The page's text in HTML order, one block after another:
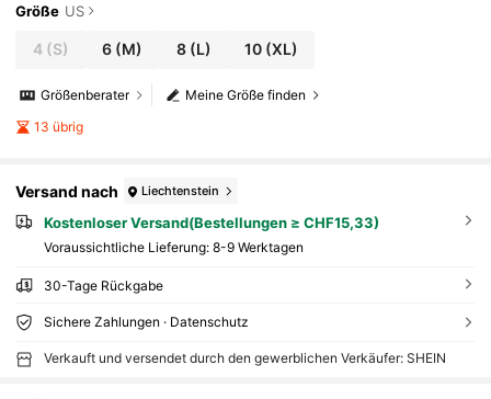
Größe US
4 (S) 6 (M) 8(L) 10 (XL)
Meine Größe finden
Größenberater
13 übrig
Versand nach Liechtenstein
Kostenloser Versand(Bestellungen ≥ CHF15,33)
Voraussichtliche Lieferung: 8-9 Werktagen
30-Tage Rückgabe
Sichere Zahlungen · Datenschutz
Verkauft und versendet durch den gewerblichen Verkäufer: SHEIN